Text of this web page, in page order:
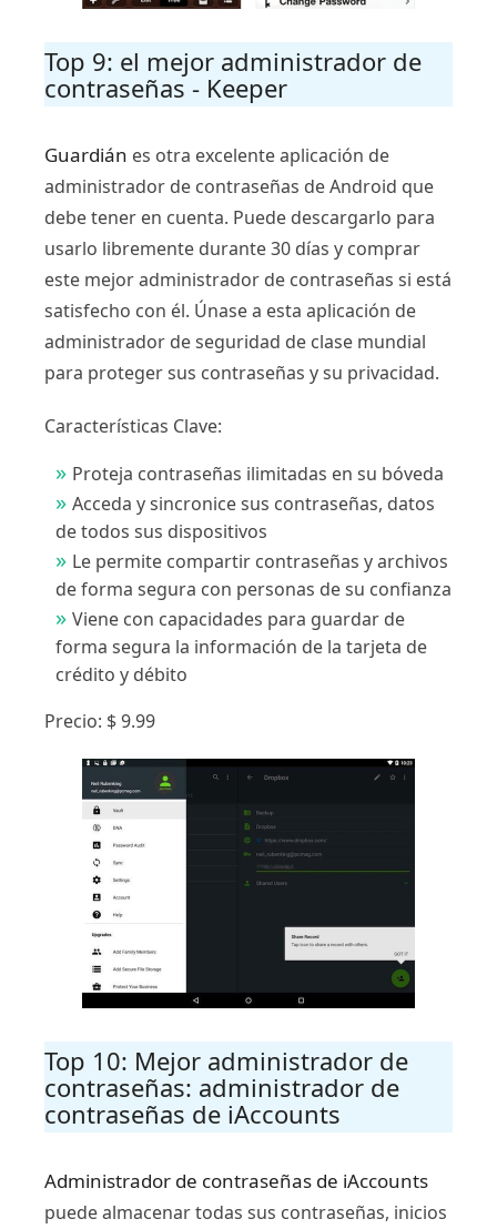
Top 9: el mejor administrador de
contraseñas - Keeper
Guardián es otra excelente aplicación de
administrador de contraseñas de Android que
debe tener en cuenta. Puede descargarlo para
usarlo libremente durante 30 días y comprar
este mejor administrador de contraseñas si está
satisfecho con él. Únase a esta aplicación de
administrador de seguridad de clase mundial
para proteger sus contraseñas y su privacidad.
Características Clave:
Proteja contraseñas ilimitadas en su bóveda
Acceda y sincronice sus contraseñas, datos
de todos sus dispositivos
Le permite compartir contraseñas y archivos
de forma segura con personas de su confianza
Viene con capacidades para guardar de
forma segura la información de la tarjeta de
crédito y débito
Precio: $ 9.99
Top 10: Mejor administrador de
contraseñas: administrador de
contraseñas de iAccounts
Administrador de contraseñas de iAccounts
puede almacenar todas sus contraseñas, inicios